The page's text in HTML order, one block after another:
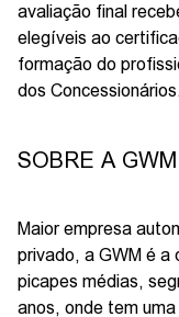
avaliação final
elegíveis ao
formação do
dos Concessionários.
SOBRE A GWM
Maior empresa
privado, a GWM é a
picapes médias,
anos, onde tem